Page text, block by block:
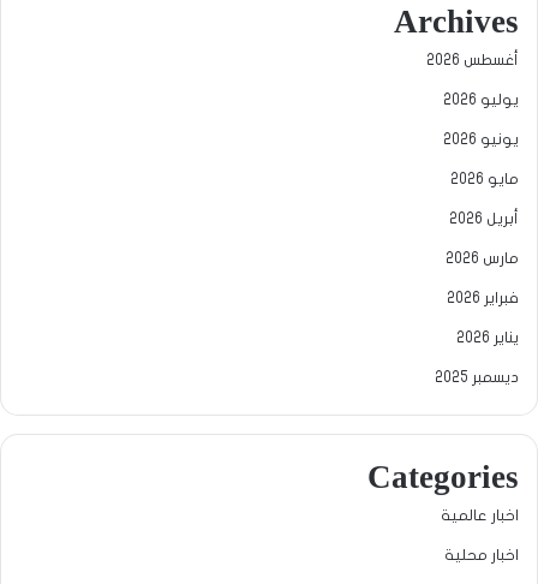
Archives
أغسطس 2026
يوليو 2026
يونيو 2026
مايو 2026
أبريل 2026
مارس 2026
فبراير 2026
يناير 2026
ديسمبر 2025
Categories
اخبار عالمية
اخبار محلية